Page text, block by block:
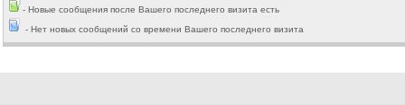
- Новые сообщения после Вашего последнего визита есть
- Нет новых сообщений со времени Вашего последнего визита